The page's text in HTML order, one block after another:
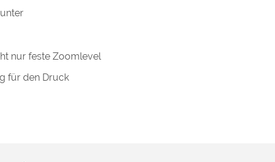
nur feste Zoomlevel
für den Druck